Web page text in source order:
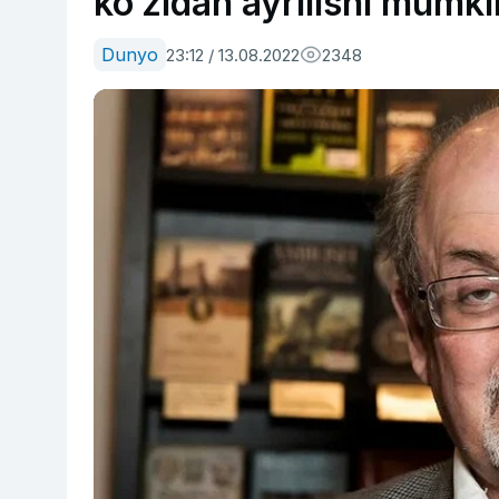
Dunyo 23:12 / 13.08.2022 2348